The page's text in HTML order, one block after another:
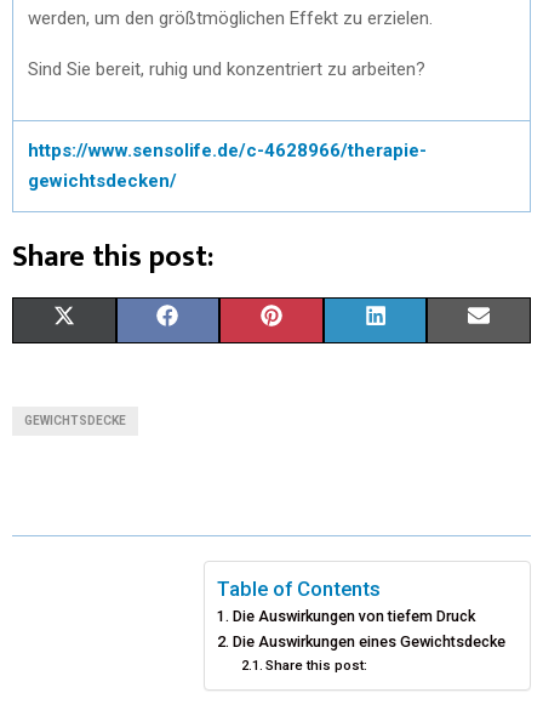
werden, um den größtmöglichen Effekt zu erzielen.
Sind Sie bereit, ruhig und konzentriert zu arbeiten?
https://www.sensolife.de/c-4628966/therapie-
gewichtsdecken/
Share this post:
T O R
E
S
T
D
N
GEWICHTSDECKE
Table of Contents
Die Auswirkungen von tiefem Druck
Die Auswirkungen eines Gewichtsdecke
Share this post: